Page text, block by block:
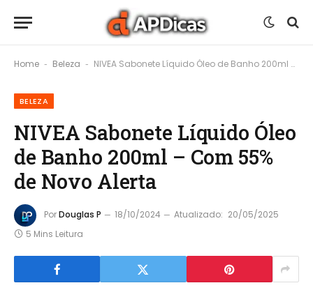
Home - Beleza - NIVEA Sabonete Líquido Óleo de Banho 200ml – Com 55% de Novo Alerta
BELEZA
NIVEA Sabonete Líquido Óleo
de Banho 200ml – Com 55%
de Novo Alerta
PorDouglas P 18/10/2024 Atualizado: 20/05/2025
5 Mins Leitura